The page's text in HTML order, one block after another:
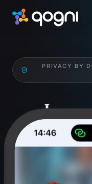
PRIVACY BY
Werk gericht aan
Breinperformance,